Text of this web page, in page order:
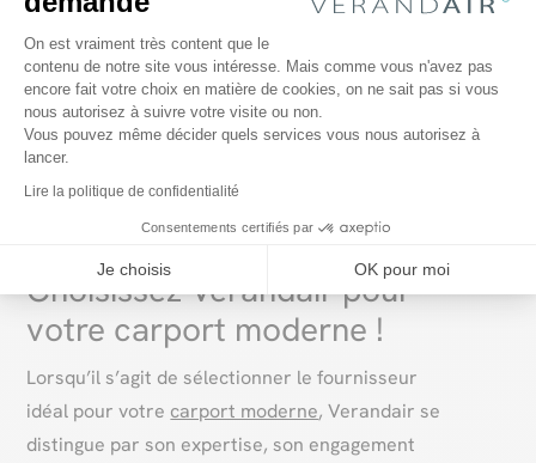
Plateforme de Gestion du
On est vraiment très content que le
contenu de notre site vous intéresse. Mais comme vous n'avez pas
encore fait votre choix en matière de cookies, on ne sait pas si vous
nous autorisez à suivre votre visite ou non.
Vous pouvez même décider quels services vous nous autorisez à
lancer.
Lire la politique de confidentialité
Consentements certifiés par
Je choisis OK pour moi
Axeptio consent
s’ouvrent et se ferment
à la demande, à
l’intégration de panneaux solaires
source d’énergie propre et renouvelable, les
options sont nombreuses pour rendre votre
carport moderne encore plus fonctionnel et
respectueux de l’environnement.
Choisissez Verandair pour
votre carport moderne !
Lorsqu’il s’agit de sélectionner le fournisseur
idéal pour votre carport moderne, Verandair se
distingue par son expertise, son engagement